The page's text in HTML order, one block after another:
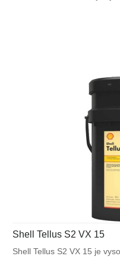
Shell Tellus S2 VX 15
Shell Tellus S2 VX 15 je